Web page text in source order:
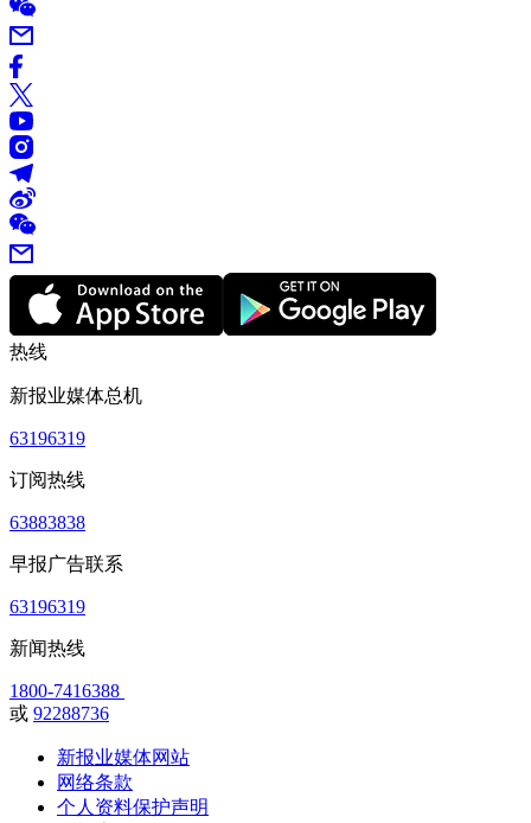
热线
新报业媒体总机
63196319
订阅热线
63883838
早报广告联系
63196319
新闻热线
1800-7416388
或 92288736
新报业媒体网站
网络条款
个人资料保护声明